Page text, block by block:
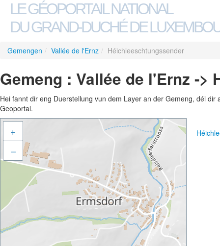
LE GÉOPORTAIL NATIONAL
DU GRAND-DUCHÉ DE
Gemengen / Vallée de l'Ernz / Héichleeschtungssender
Gemeng : Vallée de l'Ernz -
Hei fannt dir eng Duerstellung vun dem Layer an der Gemeng, déi
Geoportal.
+
–